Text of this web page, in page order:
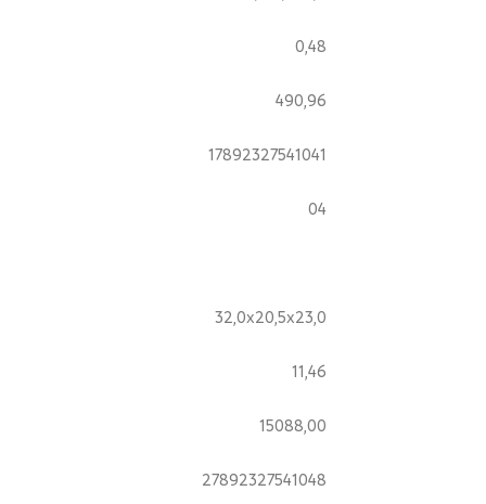
0,48
490,96
17892327541041
04
32,0x20,5x23,0
11,46
15088,00
27892327541048